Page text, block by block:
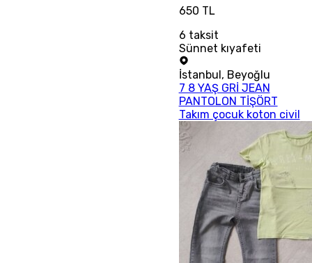
650 TL
6 taksit
Sünnet kıyafeti
İstanbul , Beyoğlu
7 8 YAŞ GRİ JEAN
PANTOLON TİŞÖRT
Takım çocuk koton civil